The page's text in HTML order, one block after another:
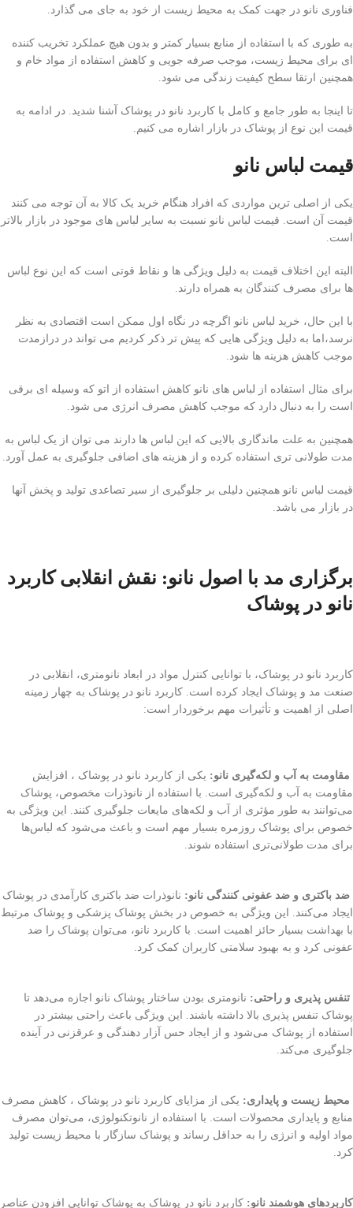
فناوری نانو در جهت کمک به محیط زیست از خود به جای می گذارد.
به طوری که با استفاده از منابع بسیار کمتر و بدون هیچ عملکرد تخریب کننده
ای برای محیط زیست، موجب صرفه جویی و کاهش استفاده از مواد خام و
همچنین ارتقا سطح کیفیت زندگی می شود.
تا اینجا به طور جامع و کامل با کاربرد نانو در پوشاک آشنا شدید. در ادامه به
قیمت این نوع از پوشاک در بازار اشاره می کنیم.
قیمت لباس نانو
یکی از اصلی ترین مواردی که افراد هنگام خرید یک کالا به آن توجه می کنند
قیمت آن است. قیمت لباس نانو نسبت به سایر لباس های موجود در بازار بالاتر
است.
البته این اختلاف قیمت به دلیل ویژگی ها و نقاط قوتی است که این نوع لباس
ها برای مصرف کنندگان به همراه دارند.
با این حال، خرید لباس نانو اگرچه در نگاه اول ممکن است اقتصادی به نظر
نرسد، اما به دلیل ویژگی هایی که پیش تر ذکر کردیم می تواند در درازمدت
موجب کاهش هزینه ها شود.
برای مثال استفاده از لباس های نانو کاهش استفاده از اتو که وسیله ای برقی
است را به دنبال دارد که موجب کاهش مصرف انرژی می شود.
همچنین به علت ماندگاری بالایی که این لباس ها دارند می توان از یک لباس به
مدت طولانی تری استفاده کرده و از هزینه های اضافی جلوگیری به عمل آورد.
قیمت لباس نانو همچنین دلیلی بر جلوگیری از سیر تصاعدی تولید و پخش آنها
در بازار می باشد.
برگزاری مد با اصول نانو: نقش انقلابی کاربرد
نانو در پوشاک
کاربرد نانو در پوشاک، با توانایی کنترل مواد در ابعاد نانومتری، انقلابی در
صنعت مد و پوشاک ایجاد کرده است. کاربرد نانو در پوشاک به چهار زمینه
اصلی از اهمیت و تأثیرات مهم برخوردار است:
مقاومت به آب و لکه‌گیری نانو: یکی از کاربرد نانو در پوشاک ، افزایش
مقاومت به آب و لکه‌گیری است. با استفاده از نانوذرات مخصوص، پوشاک
می‌توانند به طور مؤثری از آب و لکه‌های مایعات جلوگیری کنند. این ویژگی به
خصوص برای پوشاک روزمره بسیار مهم است و باعث می‌شود که لباس‌ها
برای مدت طولانی‌تری استفاده شوند.
ضد باکتری و ضد عفونی کنندگی نانو: نانوذرات ضد باکتری کارآمدی در پوشاک
ایجاد می‌کنند. این ویژگی به خصوص در بخش پوشاک پزشکی و پوشاک مرتبط
با بهداشت بسیار حائز اهمیت است. با کاربرد نانو، می‌توان پوشاک را ضد
عفونی کرد و به بهبود سلامتی کاربران کمک کرد.
تنفس پذیری و راحتی: نانومتری بودن ساختار پوشاک نانو اجازه می‌دهد تا
پوشاک تنفس پذیری بالا داشته باشند. این ویژگی باعث راحتی بیشتر در
استفاده از پوشاک می‌شود و از ایجاد حس آزار دهندگی و عرقزنی در آینده
جلوگیری می‌کند.
محیط زیست و پایداری: یکی از مزایای کاربرد نانو در پوشاک ، کاهش مصرف
منابع و پایداری محصولات است. با استفاده از نانوتکنولوژی، می‌توان مصرف
مواد اولیه و انرژی را به حداقل رساند و پوشاک سازگار با محیط زیست تولید
کرد.
کاربردهای هوشمند نانو: کاربرد نانو در پوشاک به پوشاک توانایی افزودن عناصر